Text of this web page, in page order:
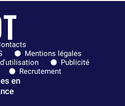
Mentions légales
Publicité
Recrutement
en